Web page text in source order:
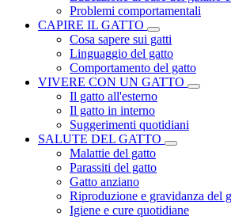
Problemi comportamentali
CAPIRE IL GATTO
Cosa sapere sui gatti
Linguaggio del gatto
Comportamento del gatto
VIVERE CON UN GATTO
Il gatto all'esterno
Il gatto in interno
Suggerimenti quotidiani
SALUTE DEL GATTO
Malattie del gatto
Parassiti del gatto
Gatto anziano
Riproduzione e gravidanza del
Igiene e cure quotidiane